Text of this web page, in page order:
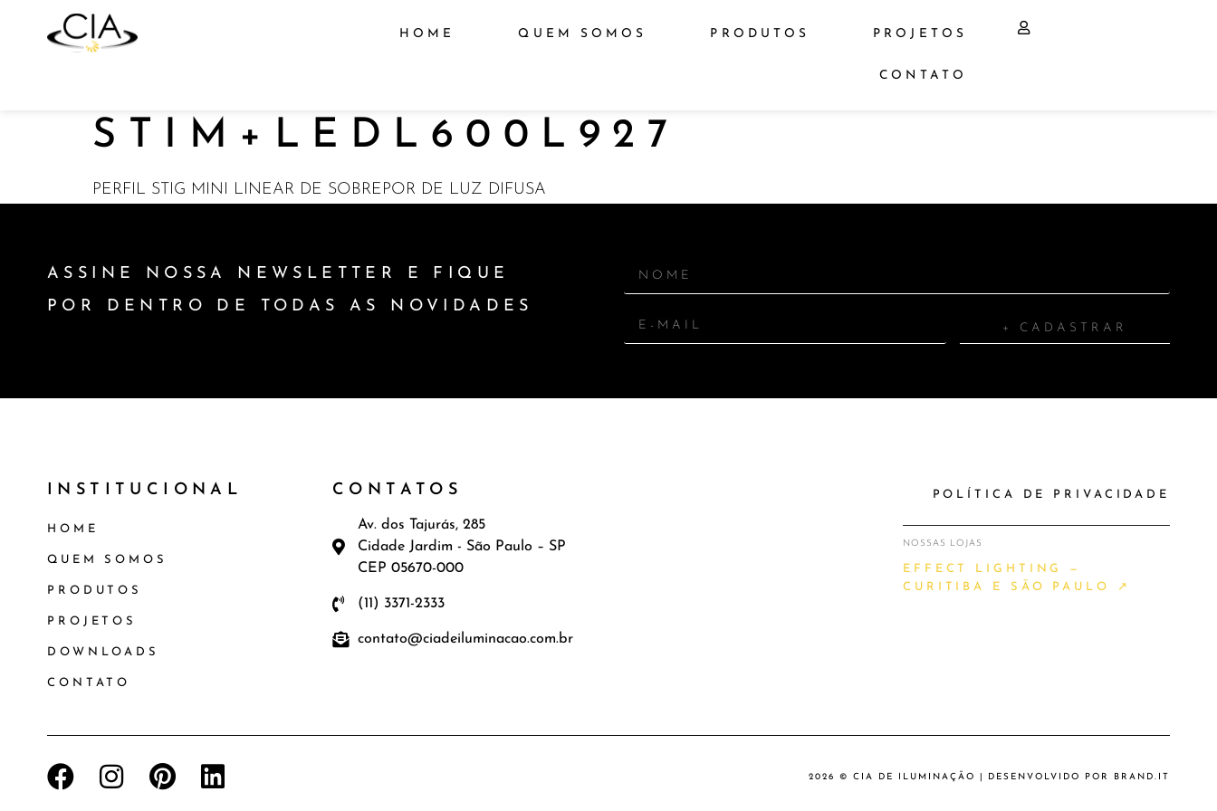
HOME QUEM SOMOS PRODUTOS PROJETOS
CONTATO
STIM+LEDL600L927
PERFIL STIG MINI LINEAR DE SOBREPOR DE LUZ DIFUSA
ASSINE NOSSA NEWSLETTER E FIQUE
POR DENTRO DE TODAS AS NOVIDADES
+ CADASTRAR
INSTITUCIONAL
HOME
QUEM SOMOS
PRODUTOS
PROJETOS
DOWNLOADS
CONTATO
CONTATOS
Av. dos Tajurás, 285
Cidade Jardim - São Paulo – SP
CEP 05670-000
(11) 3371-2333
contato@ciadeiluminacao.com.br
POLÍTICA DE PRIVACIDADE
NOSSAS LOJAS
EFFECT LIGHTING —
CURITIBA E SÃO PAULO ↗
2026 © CIA DE ILUMINAÇÃO | DESENVOLVIDO POR BRAND.IT